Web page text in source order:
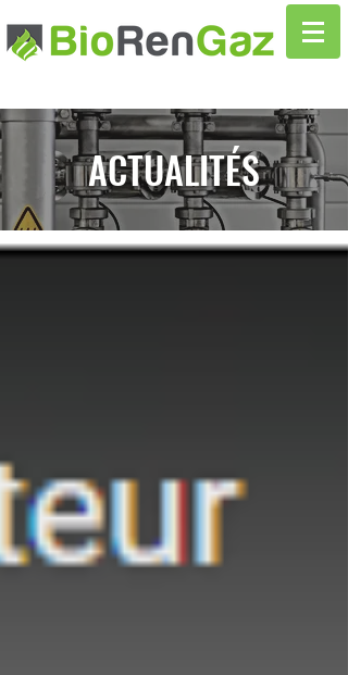
Actualités
ACTUALITÉS